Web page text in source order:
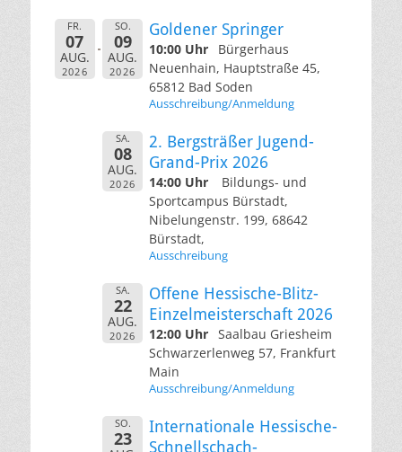
FR.
07
AUG.
2026
SO.
09
AUG.
2026
Goldener Springer
10:00 Uhr
Bürgerhaus
Neuenhain, Hauptstraße 45,
65812 Bad Soden
Ausschreibung/Anmeldung
SA.
08
AUG.
2026
2. Bergsträßer Jugend-
Grand-Prix 2026
14:00 Uhr
Bildungs- und
Sportcampus Bürstadt,
Nibelungenstr. 199, 68642
Bürstadt,
Ausschreibung
SA.
22
AUG.
2026
Offene Hessische-Blitz-
Einzelmeisterschaft 2026
12:00 Uhr Saalbau Griesheim
Schwarzerlenweg 57, Frankfurt
Main
Ausschreibung/Anmeldung
SO.
23
Internationale Hessische-
Schnellschach-